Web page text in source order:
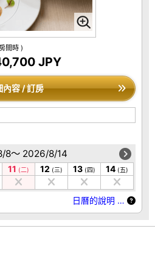
間時 )
JPY
內容 / 訂房
8～ 2026/8/14
11 (二) 12 (三) 13 (四) 14 (五)
日曆的說明 …